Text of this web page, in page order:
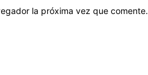
la próxima vez que comente.